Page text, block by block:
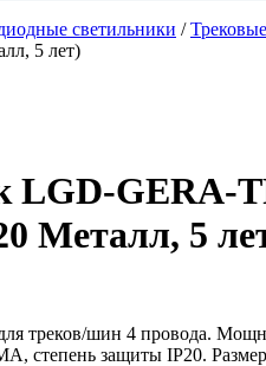
светильники /
5 лет)
LGD-GERA-
Металл, 5
треков/шин 4 провода.
степень защиты IP20.